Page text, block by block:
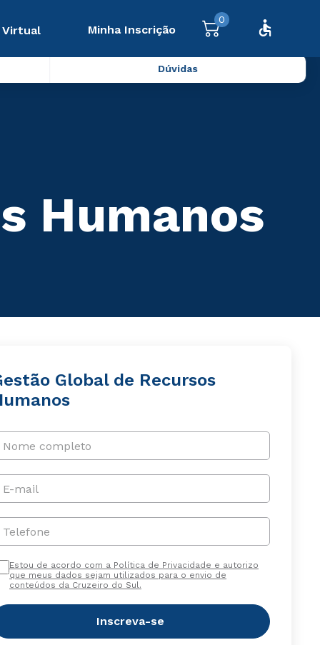
Virtual Minha Inscrição
0
Dúvidas
Humanos
Global de Recursos
Nome completo
E-mail
Telefone
Estou de acordo com a Política de Privacidade e autorizo
que meus dados sejam utilizados para o envio de
conteúdos da Cruzeiro do Sul.
Inscreva-se